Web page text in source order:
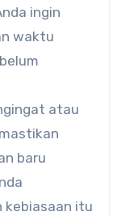
ingin
waktu
atau
baru
kebiasaan itu